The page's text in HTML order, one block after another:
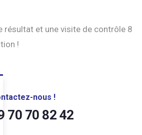
résultat et une visite de contrôle 8
!
nous !
70 70 82 42